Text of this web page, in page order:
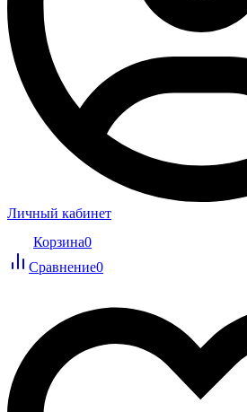
Личный кабинет
Корзина0
Сравнение0